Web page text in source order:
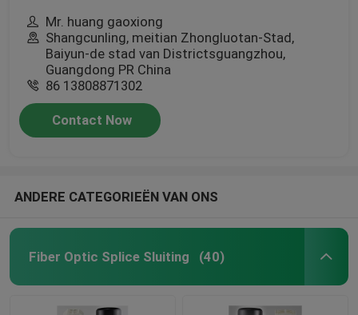
Mr. huang gaoxiong
Shangcunling, meitian Zhongluotan-Stad,
Baiyun-de stad van Districtsguangzhou,
Guangdong PR China
86 13808871302
Contact Now
ANDERE CATEGORIEËN VAN ONS
Fiber Optic Splice Sluiting (40)